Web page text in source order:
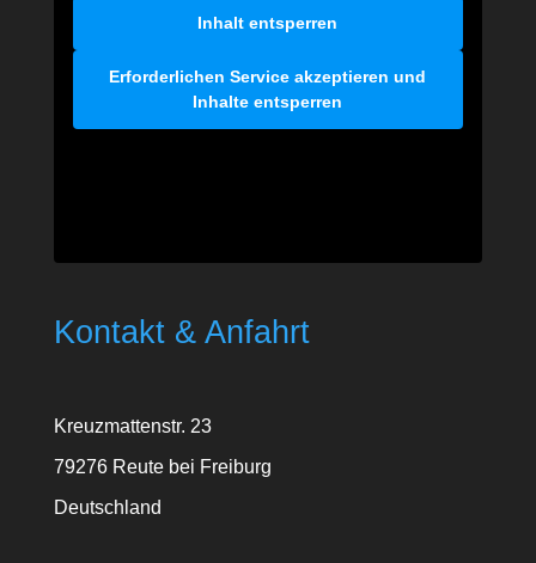
Inhalt entsperren
Erforderlichen Service akzeptieren und
Inhalte entsperren
Kontakt & Anfahrt
Kreuzmattenstr. 23
79276 Reute bei Freiburg
Deutschland